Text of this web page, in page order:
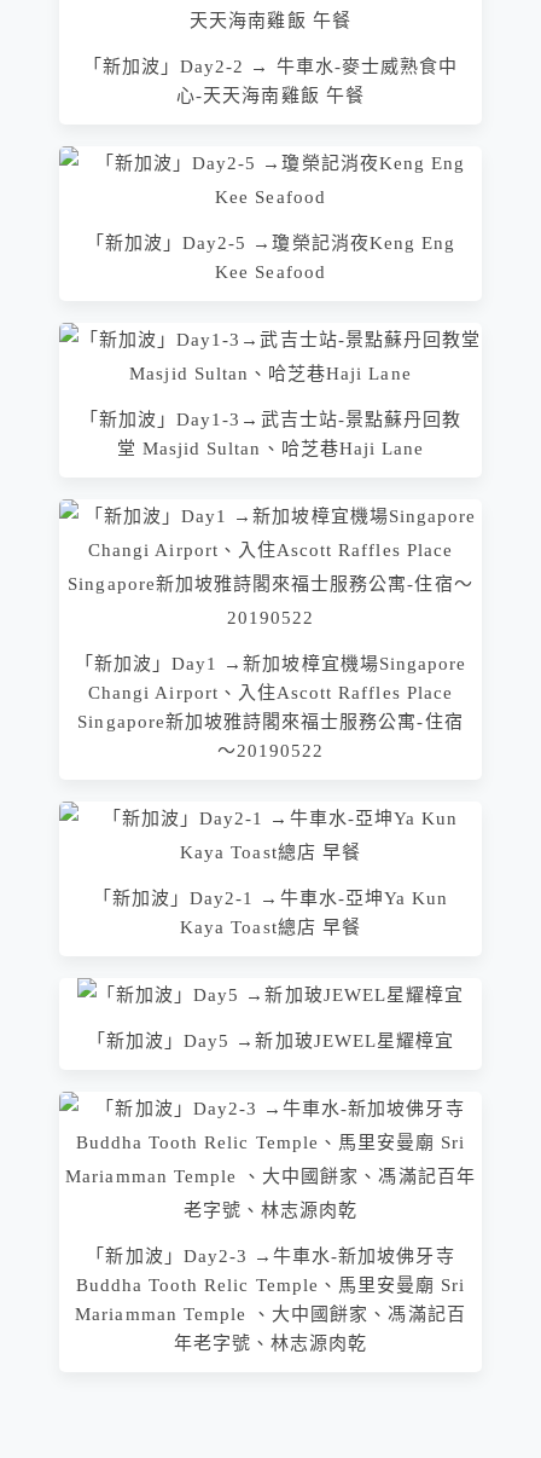
「新加波」Day2-2 → 牛車水-麥士威熟食中
心-天天海南雞飯 午餐
「新加波」Day2-5 →瓊榮記消夜Keng Eng
Kee Seafood
「新加波」Day1-3→武吉士站-景點蘇丹回教
堂 Masjid Sultan、哈芝巷Haji Lane
「新加波」Day1 →新加坡樟宜機場Singapore
Changi Airport、入住Ascott Raffles Place
Singapore新加坡雅詩閣來福士服務公寓-住宿
～20190522
「新加波」Day2-1 →牛車水-亞坤Ya Kun
Kaya Toast總店 早餐
「新加波」Day5 →新加玻JEWEL星耀樟宜
「新加波」Day2-3 →牛車水-新加坡佛牙寺
Buddha Tooth Relic Temple、馬里安曼廟 Sri
Mariamman Temple 、大中國餅家、馮滿記百
年老字號、林志源肉乾